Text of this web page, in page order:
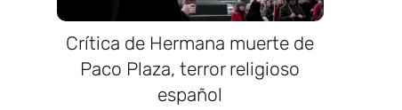
Crítica de Hermana muerte de
Paco Plaza, terror religioso
español